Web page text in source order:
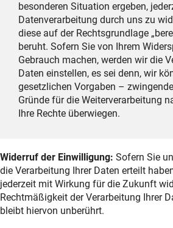
besonderen Situation ergeben,
Datenverarbeitung durch uns zu
diese auf der Rechtsgrundlage
beruht. Sofern Sie von Ihrem
Gebrauch machen, werden wir die
Daten einstellen, es sei denn, wir
gesetzlichen Vorgaben –
Gründe für die Weiterverarbeitung
Ihre Rechte überwiegen.
Widerruf der Einwilligung: Sofern Sie
die Verarbeitung Ihrer Daten erteilt
jederzeit mit Wirkung für die Zukunft
Rechtmäßigkeit der Verarbeitung Ihrer
bleibt hiervon unberührt.